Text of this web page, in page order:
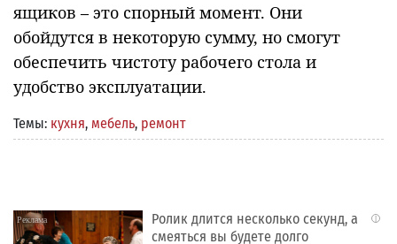
ящиков – это спорный момент. Они
обойдутся в некоторую сумму, но смогут
обеспечить чистоту рабочего стола и
удобство эксплуатации.
Темы: кухня, мебель, ремонт
i
Ролик длится несколько секунд, а
смеяться вы будете долго